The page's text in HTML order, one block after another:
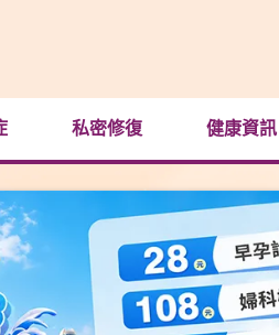
私密修復 健康資訊